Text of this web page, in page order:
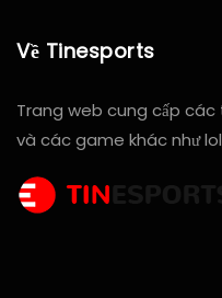
Về Tinesports
Trang web cung cấp
và các game khác như